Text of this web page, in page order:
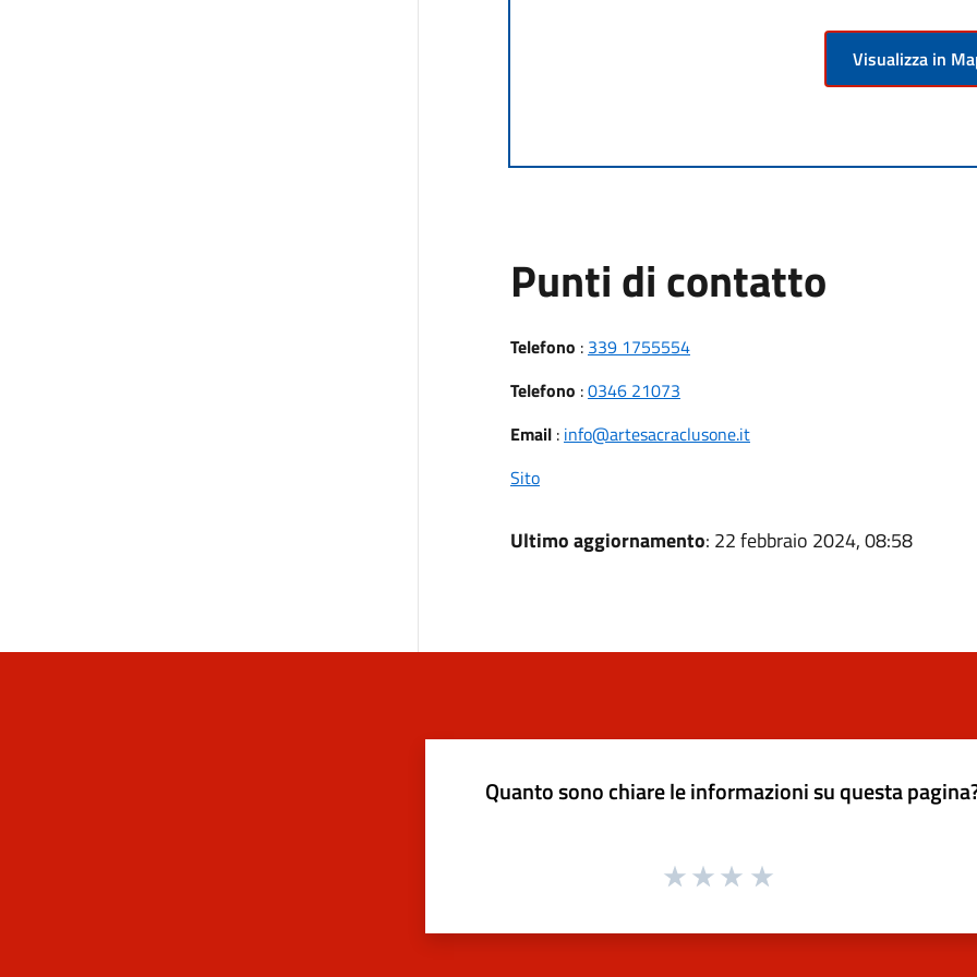
Visualizza in
Punti di contatto
Telefono : 339 1755554
Telefono :0346 21073
Email: info@artesacraclusone.it
Sito
Ultimo aggiornamento: 22 febbraio 2024, 08:58
Quanto sono chiare le informazioni su questa